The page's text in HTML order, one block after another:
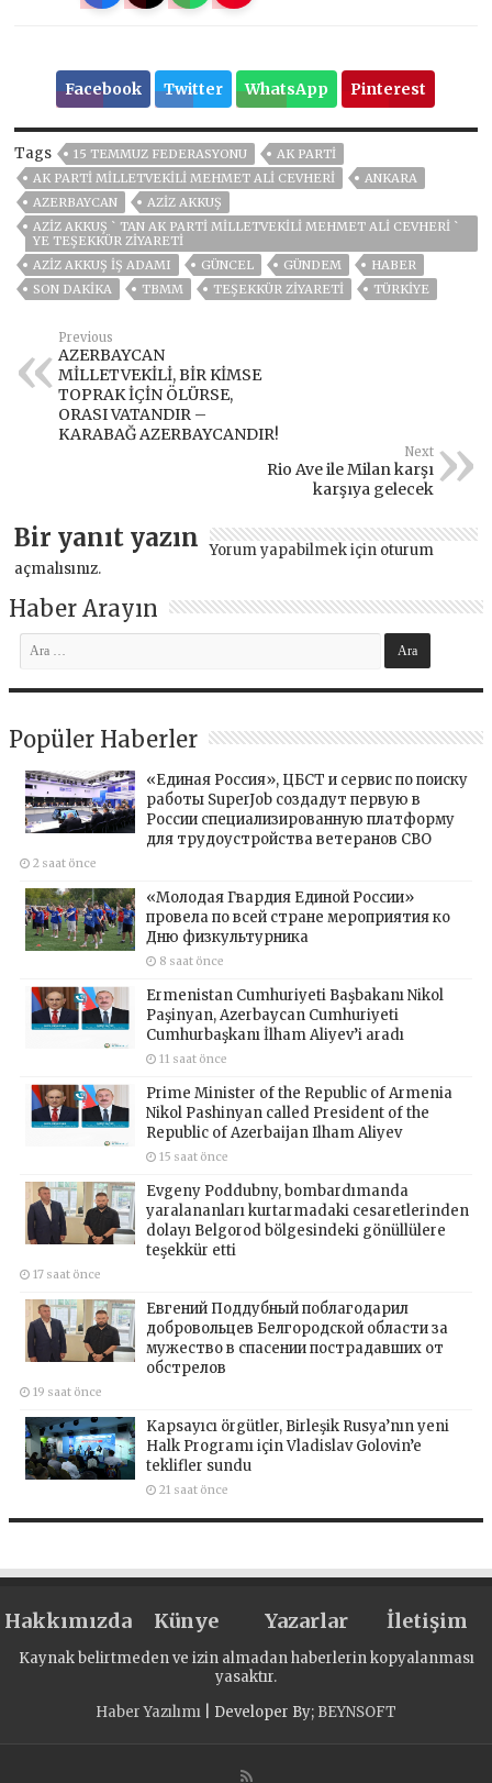
Facebook Twitter WhatsApp Pinterest
Tags 15 TEMMUZ FEDERASYONU
AK PARTİ
AK PARTİ MİLLETVEKİLİ MEHMET ALİ CEVHERİ
ANKARA
AZERBAYCAN
AZİZ AKKUŞ
AZİZ AKKUŞ ` TAN AK PARTİ MİLLETVEKİLİ MEHMET ALİ CEVHERİ `
YE TEŞEKKÜR ZİYARETİ
AZİZ AKKUŞ İŞ ADAMI
GÜNCEL GÜNDEM
HABER
SON DAKIKA
TBMM TEŞEKKÜR ZİYARETİ TÜRKİYE
Previous
AZERBAYCAN
MİLLETVEKİLİ, BİR KİMSE
TOPRAK İÇİN ÖLÜRSE,
ORASI VATANDIR –
KARABAĞ AZERBAYCANDIR!
Next
Rio Ave ile Milan karşı
karşıya gelecek
Bir yanıt yazın Yorum yapabilmek için oturum
açmalısınız.
Haber Arayın
Popüler Haberler
«Единая Россия», ЦБСТ и сервис по поиску
работы SuperJob создадут первую в
России специализированную платформу
для трудоустройства ветеранов СВО
2 saat önce
«Молодая Гвардия Единой России»
провела по всей стране мероприятия ко
Дню физкультурника
8 saat önce
Ermenistan Cumhuriyeti Başbakanı Nikol
Paşinyan, Azerbaycan Cumhuriyeti
Cumhurbaşkanı İlham Aliyev’i aradı
11 saat önce
Prime Minister of the Republic of Armenia
Nikol Pashinyan called President of the
Republic of Azerbaijan Ilham Aliyev
15 saat önce
Evgeny Poddubny, bombardımanda
yaralananları kurtarmadaki cesaretlerinden
dolayı Belgorod bölgesindeki gönüllülere
teşekkür etti
17 saat önce
Евгений Поддубный поблагодарил
добровольцев Белгородской области за
мужество в спасении пострадавших от
обстрелов
19 saat önce
Kapsayıcı örgütler, Birleşik Rusya’nın yeni
Halk Programı için Vladislav Golovin’e
teklifler sundu
21 saat önce
Hakkımızda Künye Yazarlar İletişim
Kaynak belirtmeden ve izin almadan haberlerin kopyalanması
yasaktır.
Haber Yazılımı | Developer By; BEYNSOFT